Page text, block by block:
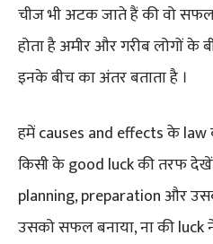
चीज भी अटक जाते हैं की वो सफल
होता है अमीर और गरीब लोगों के
इनके बीच का अंतर बताता है ।
हमें causes and effects के law
किसी के good luck की तरफ
planning, preparation और
उसको सफल बनाया, ना की